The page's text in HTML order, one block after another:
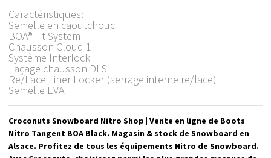
Caractéristiques:
Semelle en caoutchouc
BOA® Fit System
Chausson Cloud 1
Système Interlock
Laçage chausson DLS
Re/Lace Liner Locker (serrage interne re/lace)
Semelle EVA
Croconuts Snowboard Nitro Shop | Vente en ligne de Boots
Nitro Tangent BOA Black. Magasin & stock de Snowboard en
Alsace. Profitez de tous les équipements Nitro de Snowboard.